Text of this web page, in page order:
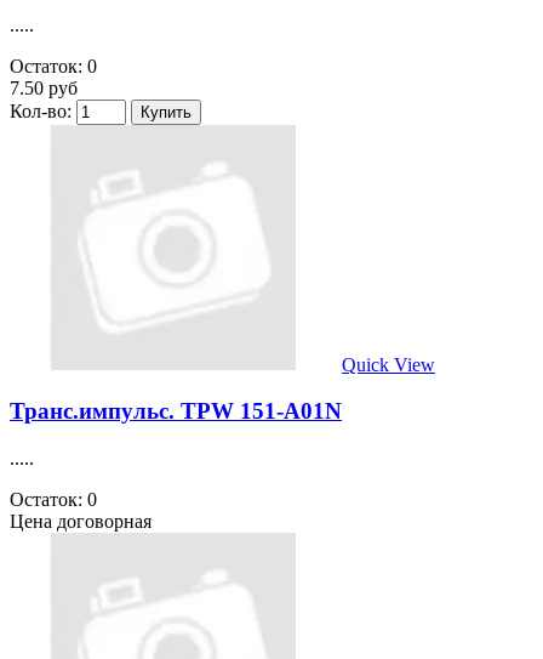
.....
Остаток: 0
7.50 руб
Кол-во:
Quick View
Транс.импульс. TPW 151-A01N
.....
Остаток: 0
Цена договорная